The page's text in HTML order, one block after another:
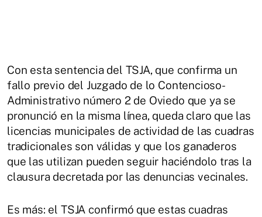
Con esta sentencia del TSJA, que confirma un
fallo previo del Juzgado de lo Contencioso-
Administrativo número 2 de Oviedo que ya se
pronunció en la misma línea, queda claro que las
licencias municipales de actividad de las cuadras
tradicionales son válidas y que los ganaderos
que las utilizan pueden seguir haciéndolo tras la
clausura decretada por las denuncias vecinales.
Es más: el TSJA confirmó que estas cuadras